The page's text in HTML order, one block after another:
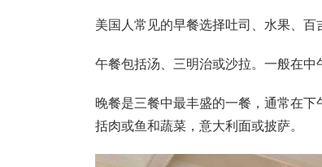
美国人常见的早餐选择吐司、水果、百
午餐包括汤、三明治或沙拉。一般在中
晚餐是三餐中最丰盛的一餐，通常在下
括肉或鱼和蔬菜，意大利面或披萨。